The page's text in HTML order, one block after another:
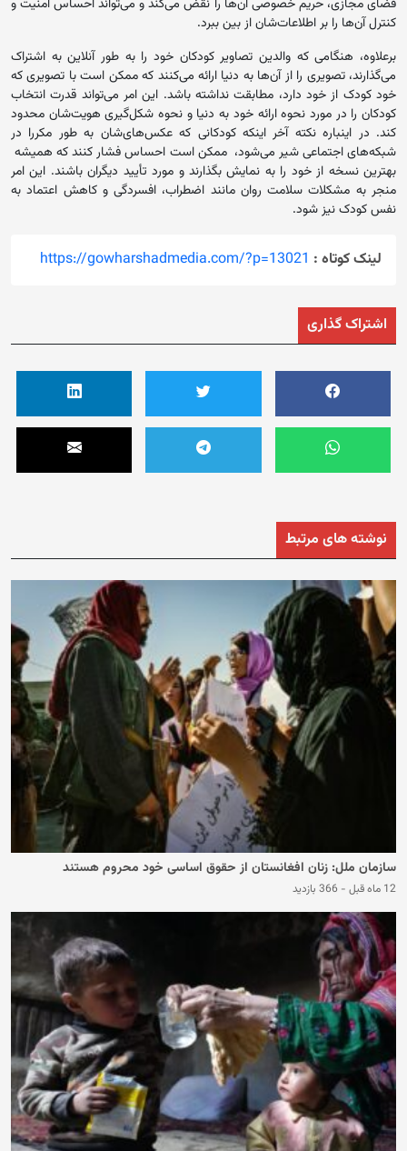
فضای مجازی، حریم خصوصی آن‌ها را نقض می‌کند و می‌تواند احساس امنیت و
کنترل آن‌ها را بر اطلاعات‌شان از بین ببرد.
برعلاوه، هنگامی که والدین تصاویر کودکان خود را به طور آنلاین به اشتراک
می‌گذارند، تصویری را از آن‌ها به دنیا ارائه می‌کنند که ممکن است با تصویری که
خود کودک از خود دارد، مطابقت نداشته باشد. این امر می‌تواند قدرت انتخاب
کودکان را در مورد نحوه ارائه خود به دنیا و نحوه شکل‌گیری هویت‌شان محدود
کند. در اینباره نکته آخر اینکه کودکانی که عکس‌های‌شان به طور مکررا در
شبکه‌های اجتماعی شیر می‌شود، ممکن است احساس فشار کنند که همیشه
بهترین نسخه از خود را به نمایش بگذارند و مورد تأیید دیگران باشند. این امر
منجر به مشکلات سلامت روان مانند اضطراب، افسردگی و کاهش اعتماد به
نفس کودک نیز شود.
لینک کوتاه : https://gowharshadmedia.com/?p=13021
اشتراک گذاری
نوشته های مرتبط
سازمان ملل: زنان افغانستان از حقوق اساسی خود محروم هستند
12 ماه قبل - 366 بازدید